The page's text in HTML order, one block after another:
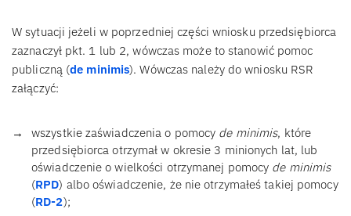
W sytuacji jeżeli w poprzedniej części wniosku przedsiębiorca
zaznaczył pkt. 1 lub 2, wówczas może to stanowić pomoc
publiczną (de minimis). Wówczas należy do wniosku RSR
załączyć:
wszystkie zaświadczenia o pomocy de minimis, które
przedsiębiorca otrzymał w okresie 3 minionych lat, lub
oświadczenie o wielkości otrzymanej pomocy de minimis
(RPD) albo oświadczenie, że nie otrzymałeś takiej pomocy
(RD-2);